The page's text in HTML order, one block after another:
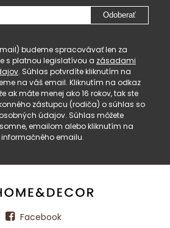
Odoberať
budeme spracovávať len za
s platnou legislatívou a zásadami
. Súhlas potvrdíte kliknutím na
na váš email. Kliknutím na odkaz
ak máte menej ako 16 rokov, tak ste
zástupcu (rodiča) o súhlas so
údajov. Súhlas môžete
emailom alebo kliknutím na
informačného emailu.
Facebook